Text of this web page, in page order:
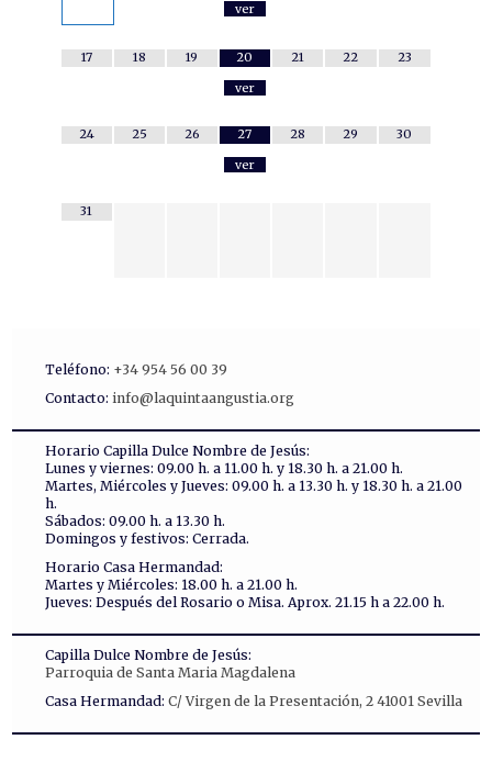
ver
17 18 19
20
ver
21 22 23
24 25 26
27
ver
28 29 30
31
Teléfono: +34 954 56 00 39
Contacto: info@laquintaangustia.org
Horario Capilla Dulce Nombre de Jesús:
Lunes y viernes: 09.00 h. a 11.00 h. y 18.30 h. a 21.00 h.
Martes, Miércoles y Jueves: 09.00 h. a 13.30 h. y 18.30 h. a 21.00
h.
Sábados: 09.00 h. a 13.30 h.
Domingos y festivos: Cerrada.
Horario Casa Hermandad:
Martes y Miércoles: 18.00 h. a 21.00 h.
Jueves: Después del Rosario o Misa. Aprox. 21.15 h a 22.00 h.
Capilla Dulce Nombre de Jesús:
Parroquia de Santa Maria Magdalena
Casa Hermandad: C/ Virgen de la Presentación, 2 41001 Sevilla